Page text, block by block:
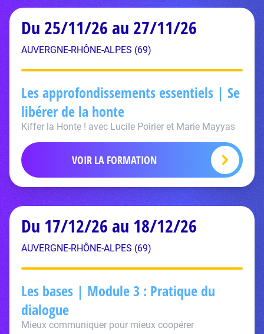
Du 25/11/26 au 27/11/26
AUVERGNE-RHÔNE-ALPES (69)
Les approfondissements essentiels | Se
libérer de la honte
Kiffer la Honte ! avec Lucile Poirier et Marie Mayyas
VOIR LA FORMATION
Du 17/12/26 au 18/12/26
AUVERGNE-RHÔNE-ALPES (69)
Les bases | Module 3 : Pratique du
dialogue
Mieux communiquer pour mieux coopérer